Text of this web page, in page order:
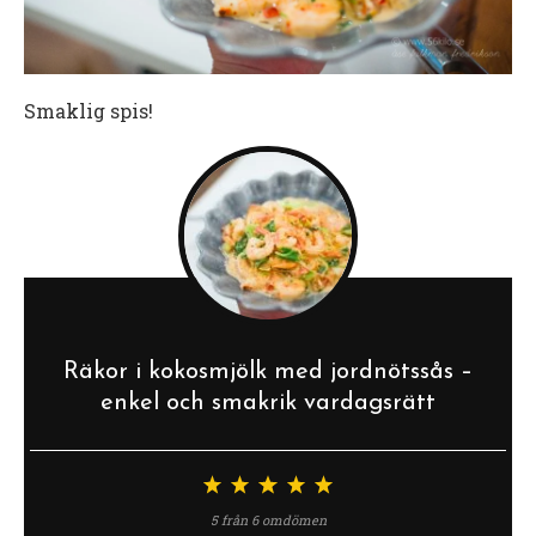
Smaklig spis!
Räkor i kokosmjölk med jordnötssås –
enkel och smakrik vardagsrätt
5
4
stjärnor
3
stjärnor
2
stjärnor
1
stjärna
5från 6omdömen